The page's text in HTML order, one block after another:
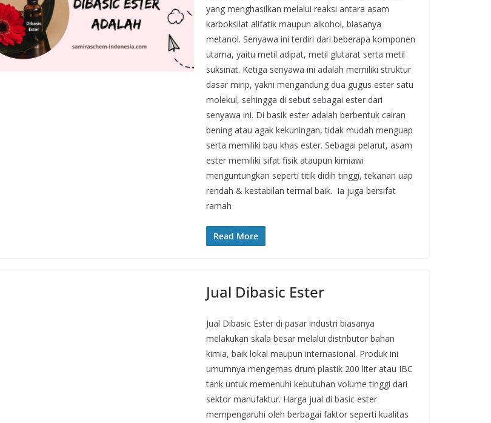
yang menghasilkan melalui reaksi antara asam
karboksilat alifatik maupun alkohol, biasanya
metanol. Senyawa ini terdiri dari beberapa komponen
utama, yaitu metil adipat, metil glutarat serta metil
suksinat. Ketiga senyawa ini adalah memiliki struktur
dasar mirip, yakni mengandung dua gugus ester satu
molekul, sehingga di sebut sebagai ester dari
senyawa ini. Di basik ester adalah berbentuk cairan
bening atau agak kekuningan, tidak mudah menguap
serta memiliki bau khas ester. Sebagai pelarut, asam
ester memiliki sifat fisik ataupun kimiawi
menguntungkan seperti titik didih tinggi, tekanan uap
rendah & kestabilan termal baik. Ia juga bersifat
ramah
Read More
Jual Dibasic Ester
Jual Dibasic Ester di pasar industri biasanya
melakukan skala besar melalui distributor bahan
kimia, baik lokal maupun internasional. Produk ini
umumnya mengemas drum plastik 200 liter atau IBC
tank untuk memenuhi kebutuhan volume tinggi dari
sektor manufaktur. Harga jual di basic ester
mempengaruhi oleh berbagai faktor seperti kualitas